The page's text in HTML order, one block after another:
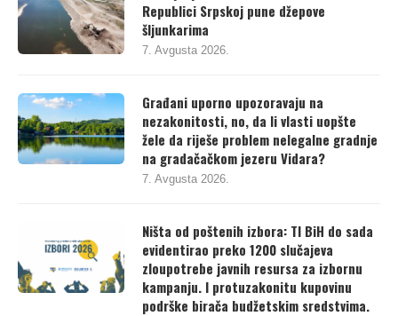
Republici Srpskoj pune džepove
šljunkarima
7. Avgusta 2026.
Građani uporno upozoravaju na
nezakonitosti, no, da li vlasti uopšte
žele da riješe problem nelegalne gradnje
na gradačačkom jezeru Vidara?
7. Avgusta 2026.
Ništa od poštenih izbora: TI BiH do sada
evidentirao preko 1200 slučajeva
zloupotrebe javnih resursa za izbornu
kampanju. I protuzakonitu kupovinu
podrške birača budžetskim sredstvima.